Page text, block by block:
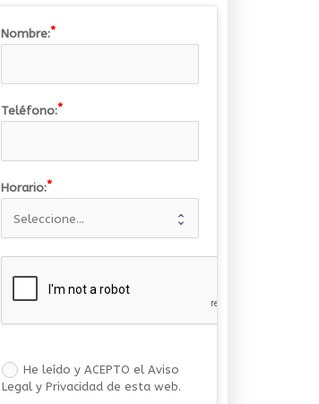
Nombre:
Teléfono:
Horario:
He leído y ACEPTO el Aviso
Legal y Privacidad de esta web.